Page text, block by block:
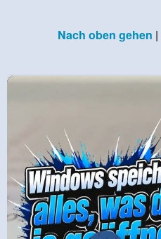
Nach oben gehen |